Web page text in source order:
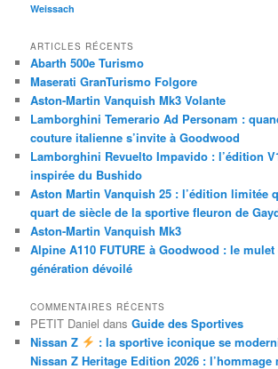
Weissach
ARTICLES RÉCENTS
Abarth 500e Turismo
Maserati GranTurismo Folgore
Aston-Martin Vanquish Mk3 Volante
Lamborghini Temerario Ad Personam :
couture italienne s’invite à Goodwood
Lamborghini Revuelto Impavido : l’édition
inspirée du Bushido
Aston Martin Vanquish 25 : l’édition limitée
quart de siècle de la sportive fleuron de
Aston-Martin Vanquish Mk3
Alpine A110 FUTURE à Goodwood : le mulet
génération dévoilé
COMMENTAIRES RÉCENTS
PETIT Daniel dansGuide des Sportives
Nissan Z
: la sportive iconique se
Nissan Z Heritage Edition 2026 : l’hommage